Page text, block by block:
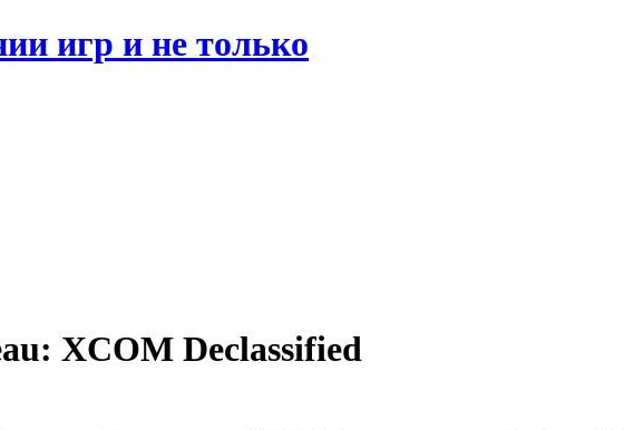
игр и не только
XCOM Declassified